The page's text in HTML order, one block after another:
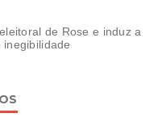
de Rose e induz a